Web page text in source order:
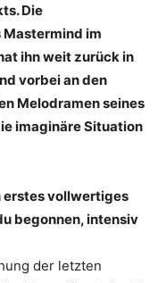
Die
im
ihn weit zurück in
vorbei an den
Melodramen seines
imaginäre Situation
erstes vollwertiges
begonnen, intensiv
der letzten